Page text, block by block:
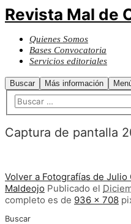
Revista Mal de
Quienes Somos
Bases Convocatoria
Servicios editoriales
Buscar Más información
Captura de pantalla
Volver a Fotografías de Julio
Maldeojo Publicado el
completo es de 936 × 708
Buscar